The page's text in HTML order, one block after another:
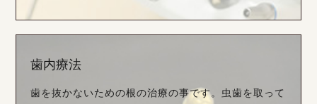
歯内療法
歯を抜かないための根の治療の事です。虫歯を取って